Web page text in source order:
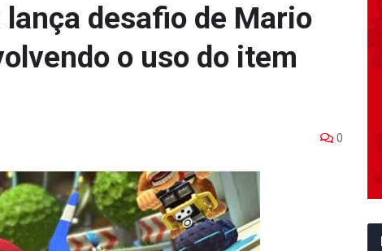
desafio de Mario
o uso do item
0